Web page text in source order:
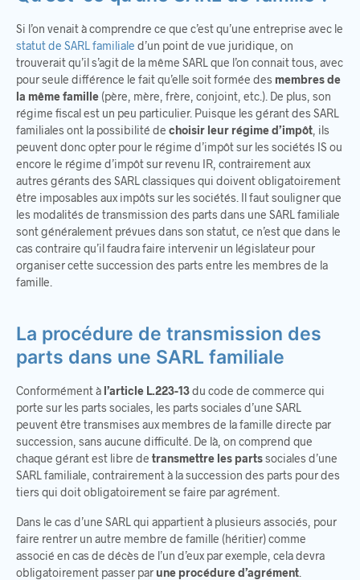
Si l’on venait à comprendre ce que c’est qu’une entreprise avec le
statut de SARL familiale d’un point de vue juridique, on
trouverait qu’il s’agit de la même SARL que l’on connait tous, avec
pour seule différence le fait qu’elle soit formée des membres de
la même famille (père, mère, frère, conjoint, etc.). De plus, son
régime fiscal est un peu particulier. Puisque les gérant des SARL
familiales ont la possibilité de choisir leur régime d’impôt , ils
peuvent donc opter pour le régime d’impôt sur les sociétés IS ou
encore le régime d’impôt sur revenu IR, contrairement aux
autres gérants des SARL classiques qui doivent obligatoirement
être imposables aux impôts sur les sociétés. Il faut souligner que
les modalités de transmission des parts dans une SARL familiale
sont généralement prévues dans son statut, ce n’est que dans le
cas contraire qu’il faudra faire intervenir un législateur pour
organiser cette succession des parts entre les membres de la
famille.
La procédure de transmission des
parts dans une SARL familiale
Conformément à l’article L.223-13du code de commerce qui
porte sur les parts sociales, les parts sociales d’une SARL
peuvent être transmises aux membres de la famille directe par
succession, sans aucune difficulté. De là, on comprend que
chaque gérant est libre de transmettre les partssociales d’une
SARL familiale, contrairement à la succession des parts pour des
tiers qui doit obligatoirement se faire par agrément.
Dans le cas d’une SARL qui appartient à plusieurs associés, pour
faire rentrer un autre membre de famille (héritier) comme
associé en cas de décès de l’un d’eux par exemple, cela devra
obligatoirement passer par une procédure d’agrément